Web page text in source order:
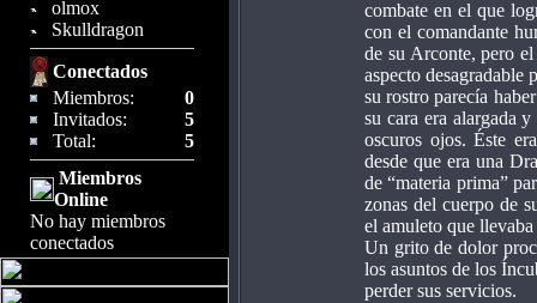
olmox
Skulldragon
Conectados
Miembros:
0
Invitados:
5
Total:
5
Miembros
Online
No hay miembros
conectados
combate en el que
con el comandante
de su Arconte, pero
aspecto desagradable
su rostro parecía
su cara era alargada
oscuros ojos. Éste
desde que era una
de “materia prima”
zonas del cuerpo de
el amuleto que
Un grito de dolor
los asuntos de los
perder sus servicios.